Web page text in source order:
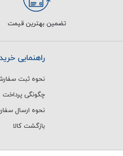
تضمین بهترین قیمت
راهنمایی
نحوه ثبت
چگونگی پرداخت
نحوه ارسال
بازگشت کالا